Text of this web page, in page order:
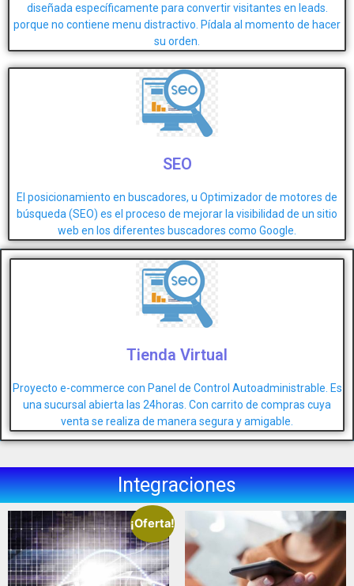
diseñada específicamente para convertir visitantes en leads.
porque no contiene menu distractivo. Pídala al momento de hacer
su orden.
SEO
El posicionamiento en buscadores, u Optimizador de motores de
búsqueda (SEO) es el proceso de mejorar la visibilidad de un sitio
web en los diferentes buscadores como Google.
Tienda Virtual
Proyecto e-commerce con Panel de Control Autoadministrable. Es
una sucursal abierta las 24horas. Con carrito de compras cuya
venta se realiza de manera segura y amigable.
Integraciones
¡Oferta!